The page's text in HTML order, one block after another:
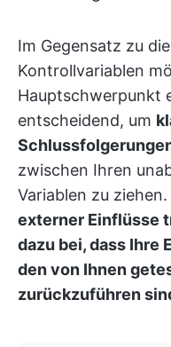
Im Gegensatz zu
Kontrollvariablen
Hauptschwerpunkt
entscheidend, um
zwischen Ihren
Variablen zu ziehen.
externer Einflüsse
dazu bei, dass Ihre
den von Ihnen
zurückzuführen